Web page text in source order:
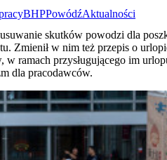
BHPPowódźAktualności
skutków powodzi dla
Zmienił w nim też przepis o
w ramach przysługującego im
dla pracodawców.